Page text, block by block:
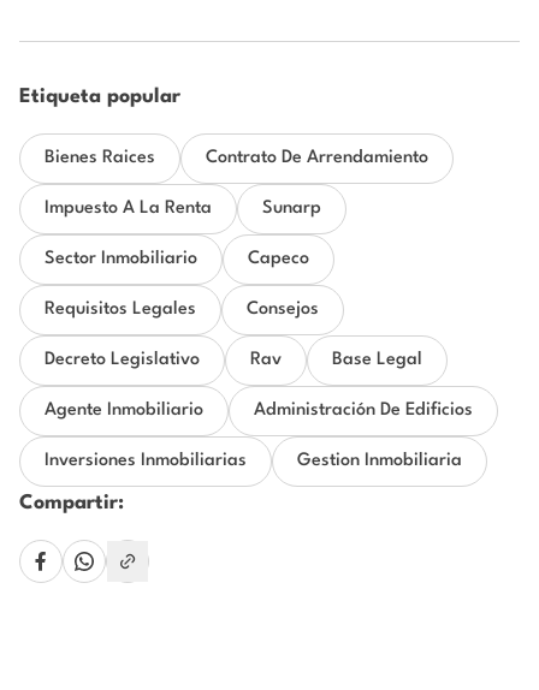
Etiqueta popular
Bienes Raices Contrato De Arrendamiento
Impuesto A La Renta Sunarp
Sector Inmobiliario Capeco
Requisitos Legales Consejos
Decreto Legislativo Rav Base Legal
Agente Inmobiliario Administración De Edificios
Inversiones Inmobiliarias Gestion Inmobiliaria
Compartir: